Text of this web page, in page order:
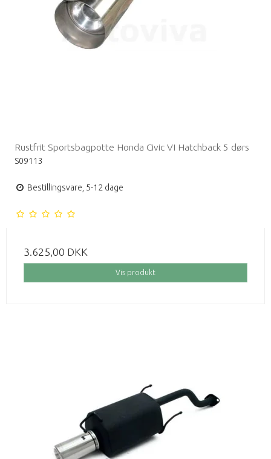
Rustfrit Sportsbagpotte Honda Civic VI Hatchback 5 dørs
S09113
Bestillingsvare, 5-12 dage
3.625,00 DKK
Vis produkt